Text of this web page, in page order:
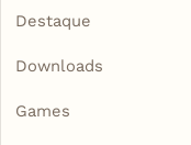
Destaque
Downloads
Games